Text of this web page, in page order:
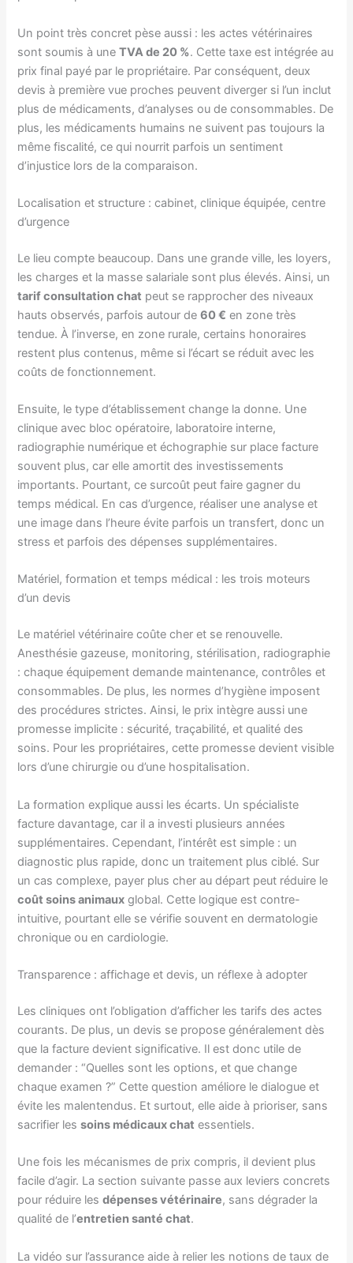
Un point très concret pèse aussi : les actes vétérinaires
sont soumis à uneTVA de 20 %. Cette taxe est intégrée au
prix final payé par le propriétaire. Par conséquent, deux
devis à première vue proches peuvent diverger si l’un inclut
plus de médicaments, d’analyses ou de consommables. De
plus, les médicaments humains ne suivent pas toujours la
même fiscalité, ce qui nourrit parfois un sentiment
d’injustice lors de la comparaison.
Localisation et structure : cabinet, clinique équipée, centre
d’urgence
Le lieu compte beaucoup. Dans une grande ville, les loyers,
les charges et la masse salariale sont plus élevés. Ainsi, un
tarif consultation chat peut se rapprocher des niveaux
hauts observés, parfois autour de60 € en zone très
tendue. À l’inverse, en zone rurale, certains honoraires
restent plus contenus, même si l’écart se réduit avec les
coûts de fonctionnement.
Ensuite, le type d’établissement change la donne. Une
clinique avec bloc opératoire, laboratoire interne,
radiographie numérique et échographie sur place facture
souvent plus, car elle amortit des investissements
importants. Pourtant, ce surcoût peut faire gagner du
temps médical. En cas d’urgence, réaliser une analyse et
une image dans l’heure évite parfois un transfert, donc un
stress et parfois des dépenses supplémentaires.
Matériel, formation et temps médical : les trois moteurs
d’un devis
Le matériel vétérinaire coûte cher et se renouvelle.
Anesthésie gazeuse, monitoring, stérilisation, radiographie
: chaque équipement demande maintenance, contrôles et
consommables. De plus, les normes d’hygiène imposent
des procédures strictes. Ainsi, le prix intègre aussi une
promesse implicite : sécurité, traçabilité, et qualité des
soins. Pour les propriétaires, cette promesse devient visible
lors d’une chirurgie ou d’une hospitalisation.
La formation explique aussi les écarts. Un spécialiste
facture davantage, car il a investi plusieurs années
supplémentaires. Cependant, l’intérêt est simple : un
diagnostic plus rapide, donc un traitement plus ciblé. Sur
un cas complexe, payer plus cher au départ peut réduire le
coût soins animaux global. Cette logique est contre-
intuitive, pourtant elle se vérifie souvent en dermatologie
chronique ou en cardiologie.
Transparence : affichage et devis, un réflexe à adopter
Les cliniques ont l’obligation d’afficher les tarifs des actes
courants. De plus, un devis se propose généralement dès
que la facture devient significative. Il est donc utile de
demander : “Quelles sont les options, et que change
chaque examen ?” Cette question améliore le dialogue et
évite les malentendus. Et surtout, elle aide à prioriser, sans
sacrifier lessoins médicaux chat essentiels.
Une fois les mécanismes de prix compris, il devient plus
facile d’agir. La section suivante passe aux leviers concrets
pour réduire lesdépenses vétérinaire, sans dégrader la
qualité de l’entretien santé chat.
La vidéo sur l’assurance aide à relier les notions de taux de